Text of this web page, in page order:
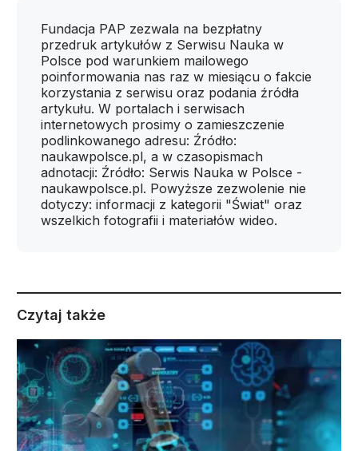
Fundacja PAP zezwala na bezpłatny
przedruk artykułów z Serwisu Nauka w
Polsce pod warunkiem mailowego
poinformowania nas raz w miesiącu o fakcie
korzystania z serwisu oraz podania źródła
artykułu. W portalach i serwisach
internetowych prosimy o zamieszczenie
podlinkowanego adresu: Źródło:
naukawpolsce.pl, a w czasopismach
adnotacji: Źródło: Serwis Nauka w Polsce -
naukawpolsce.pl. Powyższe zezwolenie nie
dotyczy: informacji z kategorii "Świat" oraz
wszelkich fotografii i materiałów wideo.
Czytaj także